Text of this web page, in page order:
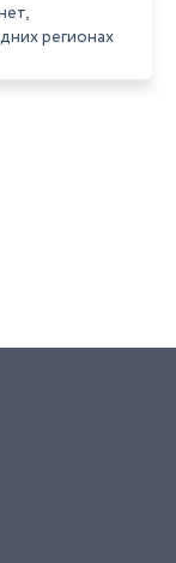
регионах